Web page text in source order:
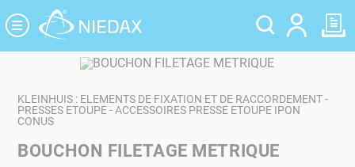
KLEINHUIS : ELEMENTS DE FIXATION ET DE RACCORDEMENT -
PRESSES ETOUPE - ACCESSOIRES PRESSE ETOUPE IPON
CONUS
BOUCHON FILETAGE METRIQUE
Panneau de gestion des cookies